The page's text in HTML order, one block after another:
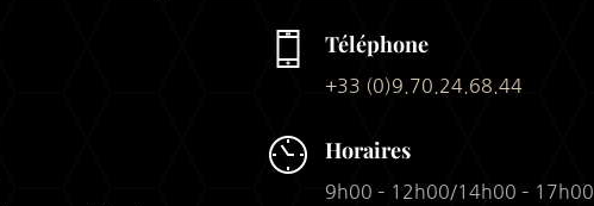
Téléphone
+33 (0)9.70.24.68.44
Horaires
9h00 – 12h00/14h00 – 17h00